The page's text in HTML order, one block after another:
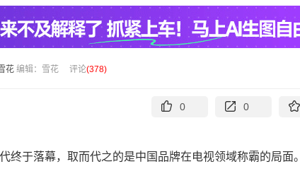
花 编辑：雪花 评论(378)
0 0
终于落幕，取而代之的是中国品牌在电视领域称霸的局面。